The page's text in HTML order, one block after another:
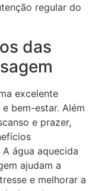
regular do
das
excelente
bem-estar. Além
e prazer,
água aquecida
ajudam a
e melhorar a